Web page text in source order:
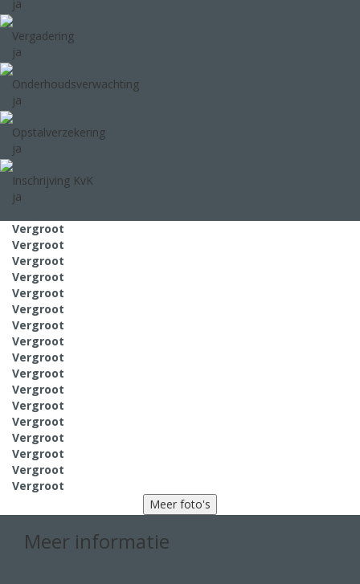
ja
Vergadering
ja
Onderhoudsverwachting
ja
Opstalverzekering
ja
Inschrijving KvK
ja
Vergroot
Vergroot
Vergroot
Vergroot
Vergroot
Vergroot
Vergroot
Vergroot
Vergroot
Vergroot
Vergroot
Vergroot
Vergroot
Vergroot
Vergroot
Vergroot
Vergroot
Meer foto's
Meer informatie